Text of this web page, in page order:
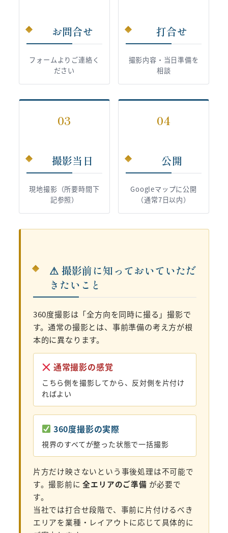
お問合せ
フォームよりご連絡く
ださい
打合せ
撮影内容・当日準備を
相談
03
撮影当日
現地撮影（所要時間下
記参照）
04
公開
Googleマップに公開
（通常7日以内）
⚠ 撮影前に知っておいていただ
きたいこと
360度撮影は「全方向を同時に撮る」撮影で
す。通常の撮影とは、事前準備の考え方が根
本的に異なります。
通常撮影の感覚
こちら側を撮影してから、反対側を片付け
ればよい
360度撮影の実際
視界のすべてが整った状態で一括撮影
片方だけ映さないという事後処理は不可能で
す。撮影前に全エリアのご準備 が必要で
す。
当社では打合せ段階で、事前に片付けるべき
エリアを業種・レイアウトに応じて具体的に